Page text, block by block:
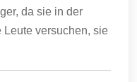
da sie in der
versuchen, sie